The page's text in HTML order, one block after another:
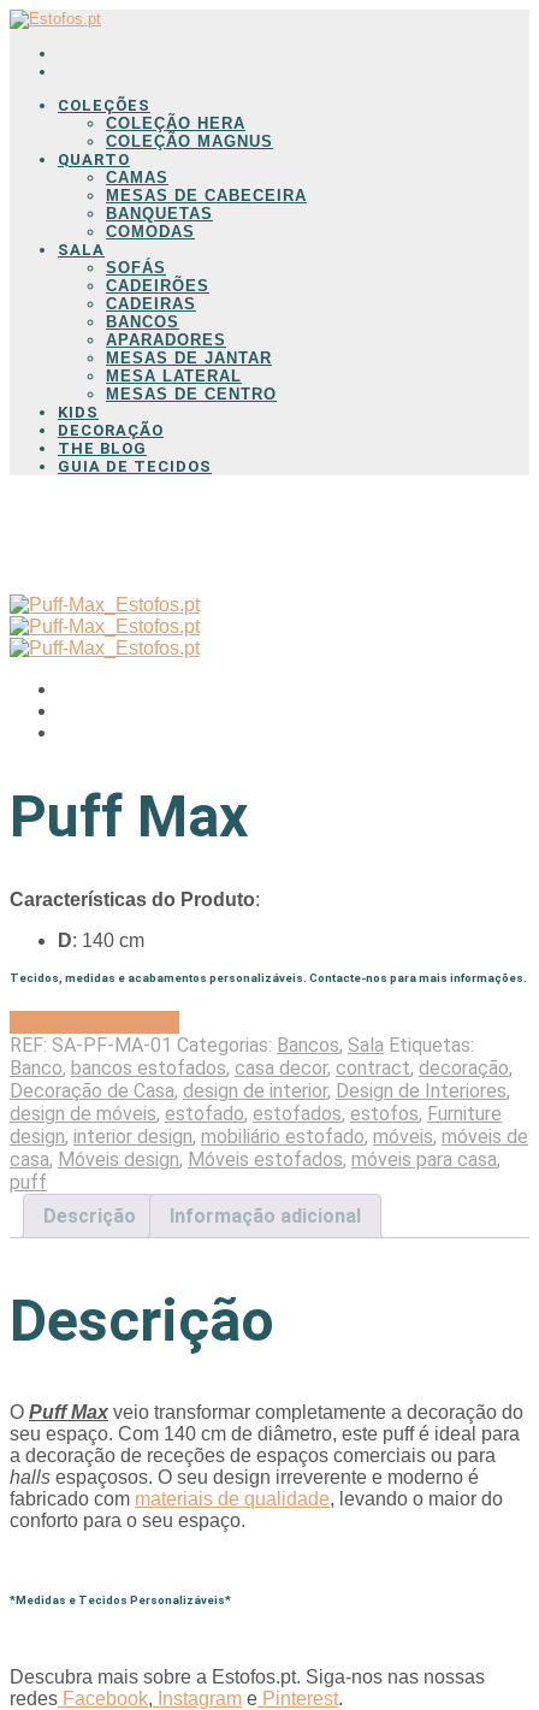
COLEÇÕES
COLEÇÃO HERA
COLEÇÃO MAGNUS
QUARTO
CAMAS
MESAS DE CABECEIRA
BANQUETAS
COMODAS
SALA
SOFÁS
CADEIRÕES
CADEIRAS
BANCOS
APARADORES
MESAS DE JANTAR
MESA LATERAL
MESAS DE CENTRO
KIDS
DECORAÇÃO
THE BLOG
GUIA DE TECIDOS
Puff Max
Características do Produto:
D: 140 cm
Tecidos, medidas e acabamentos personalizáveis. Contacte-nos para mais informações.
REF: SA-PF-MA-01 Categorias: Bancos, Sala Etiquetas:
Banco, bancos estofados, casa decor, contract, decoração,
Decoração de Casa, design de interior, Design de Interiores,
design de móveis, estofado, estofados, estofos, Furniture
design, interior design, mobiliário estofado, móveis, móveis de
casa, Móveis design, Móveis estofados, móveis para casa,
puff
Descrição
Informação adicional
Descrição
O Puff Max veio transformar completamente a decoração do
seu espaço. Com 140 cm de diâmetro, este puff é ideal para
a decoração de receções de espaços comerciais ou para
halls espaçosos. O seu design irreverente e moderno é
fabricado com materiais de qualidade, levando o maior do
conforto para o seu espaço.
*Medidas e Tecidos Personalizáveis*
Descubra mais sobre a Estofos.pt. Siga-nos nas nossas
redes Facebook, Instagram e Pinterest.